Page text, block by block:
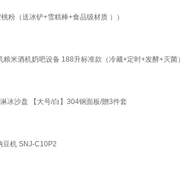
粉（送冰铲+雪糕棒+食品级材质 ））
米酒机奶吧设备 188升标准款（冷藏+定时+发酵+灭菌）
冰沙盘 【大号/白】304钢面板/贈3件套
豆机 SNJ-C10P2